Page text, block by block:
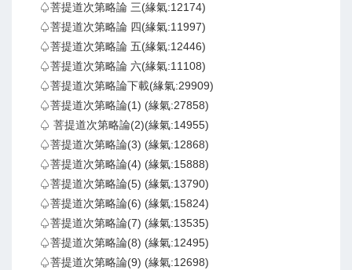
♤菩提道次第略論 三(緣氣:12174)
♤菩提道次第略論 四(緣氣:11997)
♤菩提道次第略論 五(緣氣:12446)
♤菩提道次第略論 六(緣氣:11108)
♤菩提道次第略論下載(緣氣:29909)
♤菩提道次第略論(1) (緣氣:27858)
♤ 菩提道次第略論(2)(緣氣:14955)
♤菩提道次第略論(3) (緣氣:12868)
♤菩提道次第略論(4) (緣氣:15888)
♤菩提道次第略論(5) (緣氣:13790)
♤菩提道次第略論(6) (緣氣:15824)
♤菩提道次第略論(7) (緣氣:13535)
♤菩提道次第略論(8) (緣氣:12495)
♤菩提道次第略論(9) (緣氣:12698)